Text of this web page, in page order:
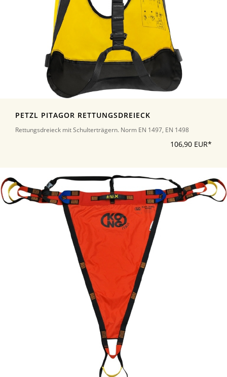
PETZL PITAGOR RETTUNGSDREIECK
Rettungsdreieck mit Schulterträgern. Norm EN 1497, EN 1498
106,90 EUR*